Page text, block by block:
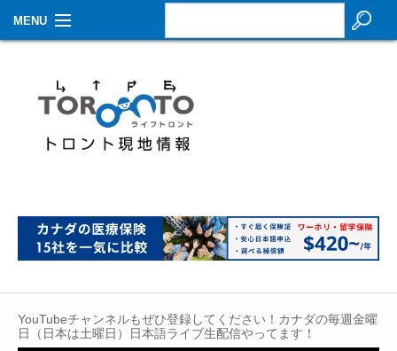
MENU
生活情報
その他
イベントカレンダー
About Us
YouTubeチャンネルもぜひ登録してください！カナダの毎週金曜
日（日本は土曜日）日本語ライブ生配信やってます！